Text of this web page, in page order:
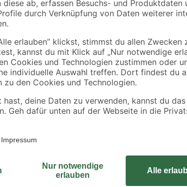
Ihre Lenz Toilettenbürste fehlt es
Bürstenkopf mit dem passenden
für einen sofortigen Einsatz.